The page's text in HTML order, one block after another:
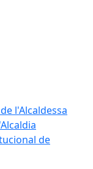
l'Alcaldessa
de